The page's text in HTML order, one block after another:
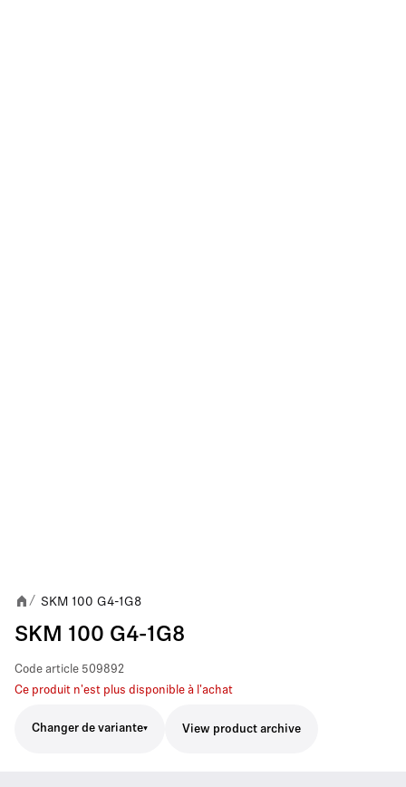
/ SKM 100 G4-1G8
SKM 100 G4-1G8
Code article 509892
Ce produit n'est plus disponible à l'achat
Changer de variante View product archive